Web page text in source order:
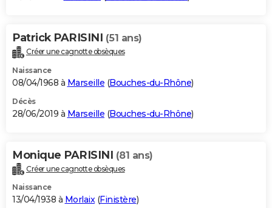
Patrick PARISINI (51 ans)
Créer une cagnotte obsèques
Naissance
08/04/1968 à Marseille (Bouches-du-Rhône)
Décès
28/06/2019 à Marseille (Bouches-du-Rhône)
Monique PARISINI (81 ans)
Créer une cagnotte obsèques
Naissance
13/04/1938 à Morlaix(Finistère)